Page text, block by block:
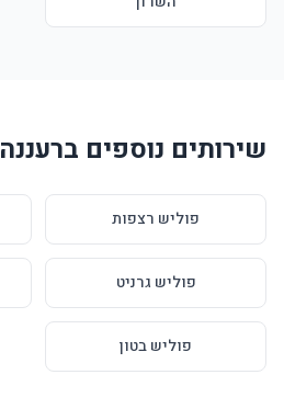
שירותים נוספים ברעננה
פוליש רצפות
פוליש גרניט
פוליש בטון